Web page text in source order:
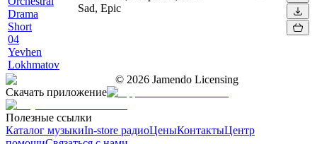
Drama
Short
04
Yevhen
Lokhmatov
Sad, Epic
© 2026 Jamendo Licensing
Скачать приложение
Полезные ссылки
Каталог музыкиIn-store радиоЦеныКонтактыЦентр